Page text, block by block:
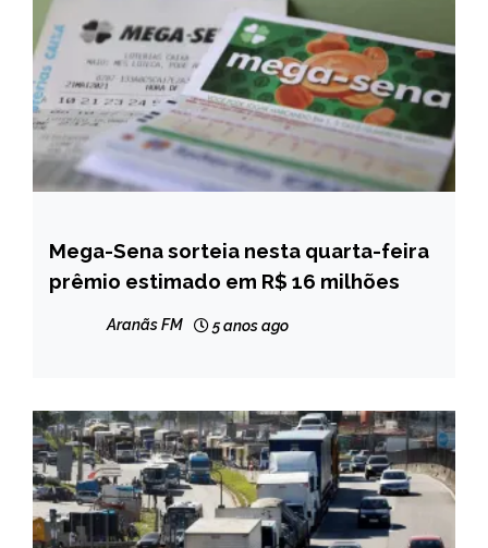
BRASIL
NOTÍCIAS
Mega-Sena sorteia nesta quarta-feira
prêmio estimado em R$ 16 milhões
Aranãs FM 5 anos ago